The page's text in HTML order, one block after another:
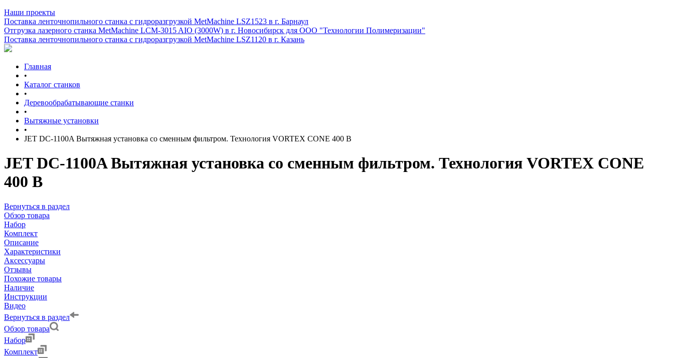
Наши проекты
Поставка ленточнопильного станка c гидроразгрузкой MetMachine LSZ1523 в г. Барнаул
Отгрузка лазерного станка MetMachine LCM-3015 AIO (3000W) в г. Новосибирск для ООО "Технологии Полимеризации"
Поставка ленточнопильного станка c гидроразгрузкой MetMachine LSZ1120 в г. Казань
Главная
•
Каталог станков
•
Деревообрабатывающие станки
•
Вытяжные установки
•
JET DC-1100A Вытяжная установка со сменным фильтром. Технология VORTEX CONE 400 В
JET DC-1100A Вытяжная установка со сменным фильтром. Технология VORTEX CONE
400 В
Вернуться в раздел
Обзор товара
Набор
Комплект
Описание
Характеристики
Аксессуары
Отзывы
Похожие товары
Наличие
Инструкции
Видео
Вернуться в раздел
Обзор товара
Набор
Комплект